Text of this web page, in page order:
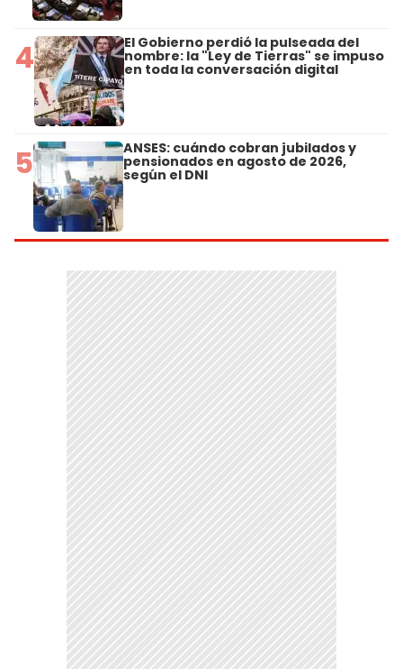
4 El Gobierno perdió la pulseada del
nombre: la "Ley de Tierras" se impuso
en toda la conversación digital
5 ANSES: cuándo cobran jubilados y
pensionados en agosto de 2026,
según el DNI